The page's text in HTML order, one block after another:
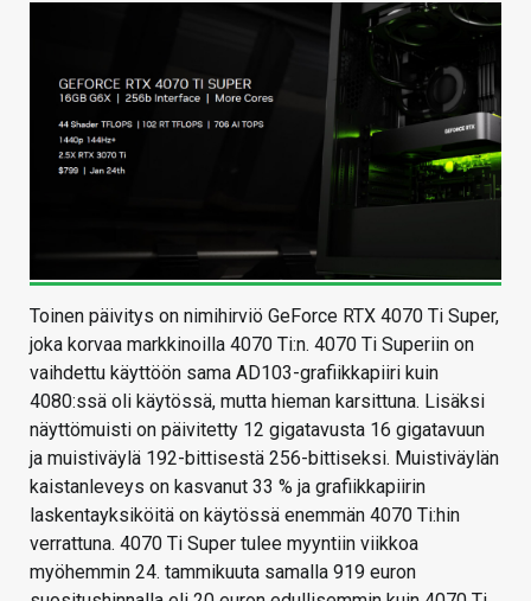
Toinen päivitys on nimihirviö GeForce RTX 4070 Ti Super,
joka korvaa markkinoilla 4070 Ti:n. 4070 Ti Superiin on
vaihdettu käyttöön sama AD103-grafiikkapiiri kuin
4080:ssä oli käytössä, mutta hieman karsittuna. Lisäksi
näyttömuisti on päivitetty 12 gigatavusta 16 gigatavuun
ja muistiväylä 192-bittisestä 256-bittiseksi. Muistiväylän
kaistanleveys on kasvanut 33 % ja grafiikkapiirin
laskentayksiköitä on käytössä enemmän 4070 Ti:hin
verrattuna. 4070 Ti Super tulee myyntiin viikkoa
myöhemmin 24. tammikuuta samalla 919 euron